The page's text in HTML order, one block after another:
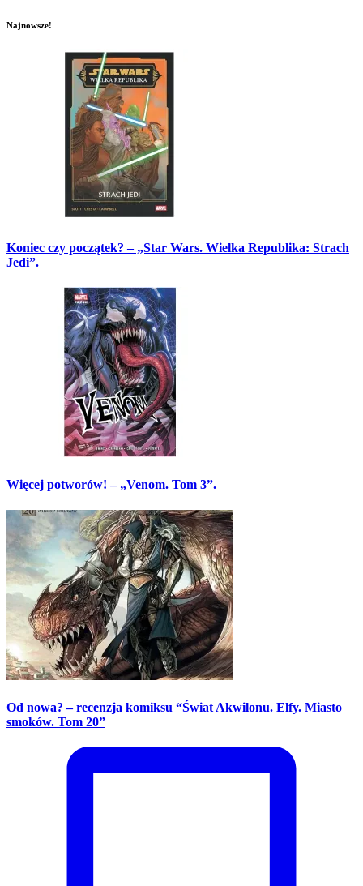
Najnowsze!
Koniec czy początek? – „Star Wars. Wielka Republika: Strach
Jedi”.
Więcej potworów! – „Venom. Tom 3”.
Od nowa? – recenzja komiksu “Świat Akwilonu. Elfy. Miasto
smoków. Tom 20”